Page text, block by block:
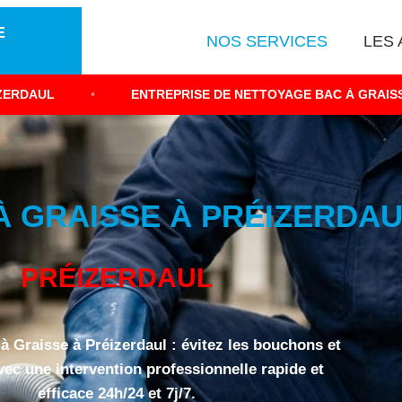
NOS SERVICES LES
ENTREPRISE DE NETTOYAGE BAC À GRAISSE LUXEMBOURG
GRAISSE À
PRÉIZERDAUL
Graisse à Préizerdaul : évitez les bouchons et
une intervention professionnelle rapide et
efficace 24h/24 et 7j/7.